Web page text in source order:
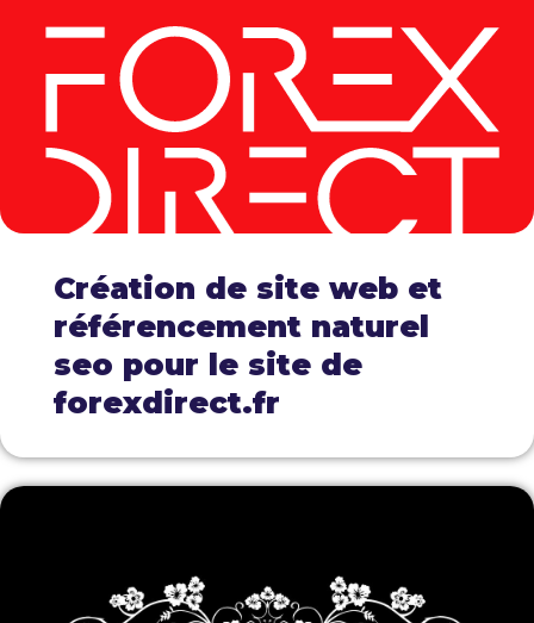
Création de site web et
référencement naturel
seo pour le site de
forexdirect.fr